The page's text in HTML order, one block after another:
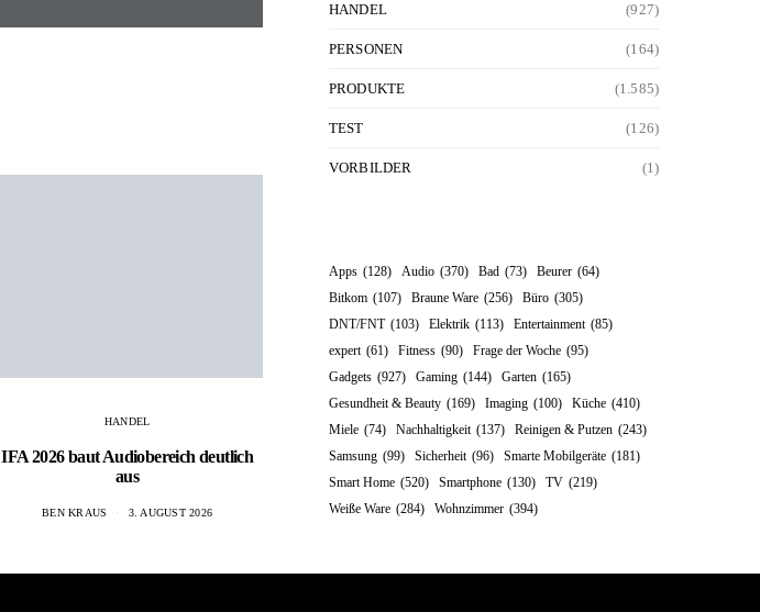
HANDEL
IFA 2026 baut Audiobereich deutlich
aus
BEN KRAUS 3. AUGUST 2026
HANDEL (927)
PERSONEN (164)
PRODUKTE (1.585)
TEST (126)
VORBILDER (1)
Apps (128) Audio (370) Bad (73) Beurer (64)
Bitkom (107) Braune Ware (256) Büro (305)
DNT/FNT (103) Elektrik (113) Entertainment (85)
expert (61) Fitness (90) Frage der Woche (95)
Gadgets (927) Gaming (144) Garten (165)
Gesundheit & Beauty (169) Imaging (100) Küche (410)
Miele (74) Nachhaltigkeit (137) Reinigen & Putzen (243)
Samsung (99) Sicherheit (96) Smarte Mobilgeräte (181)
Smart Home (520) Smartphone (130) TV (219)
Weiße Ware (284) Wohnzimmer (394)